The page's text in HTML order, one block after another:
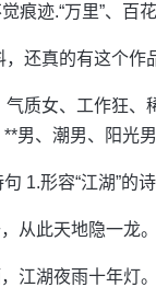
觉痕迹.“万里”、
还真的有这个作
质女、工作狂、
男、潮男、阳光
1.形容“江湖”的
从此天地隐一龙。
江湖夜雨十年灯。